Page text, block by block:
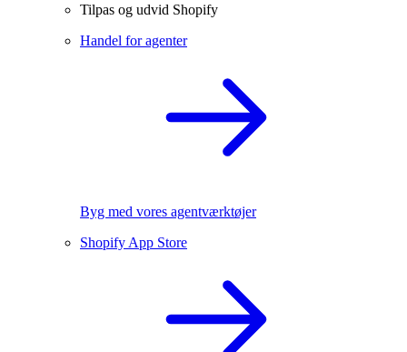
Tilpas og udvid Shopify
Handel for agenter
Byg med vores agentværktøjer
Shopify App Store